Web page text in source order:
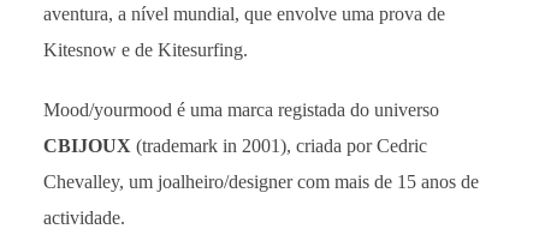
aventura, a nível mundial, que envolve uma prova de
Kitesnow e de Kitesurfing.
Mood/yourmood é uma marca registada do universo
CBIJOUX (trademark in 2001), criada por Cedric
Chevalley, um joalheiro/designer com mais de 15 anos de
actividade.